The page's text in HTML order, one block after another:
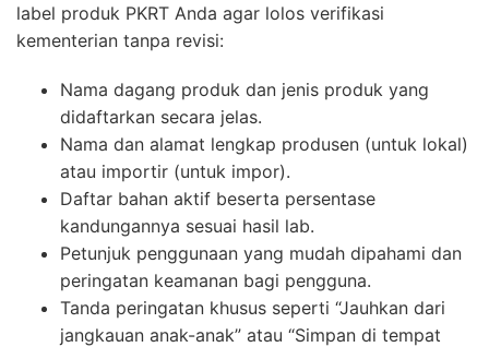
label produk PKRT Anda agar lolos verifikasi
kementerian tanpa revisi:
Nama dagang produk dan jenis produk yang
didaftarkan secara jelas.
Nama dan alamat lengkap produsen (untuk lokal)
atau importir (untuk impor).
Daftar bahan aktif beserta persentase
kandungannya sesuai hasil lab.
Petunjuk penggunaan yang mudah dipahami dan
peringatan keamanan bagi pengguna.
Tanda peringatan khusus seperti “Jauhkan dari
jangkauan anak-anak” atau “Simpan di tempat